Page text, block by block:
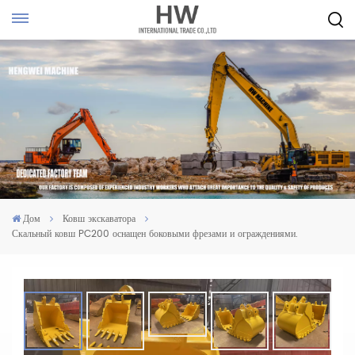
Дом
Ковш экскаватора
Скальный ковш PC200 оснащен боковыми фрезами и ограждениями.